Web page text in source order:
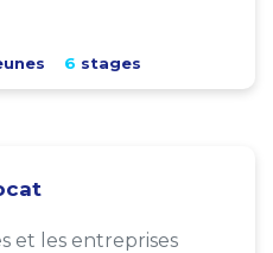
6 stages
et les entreprises